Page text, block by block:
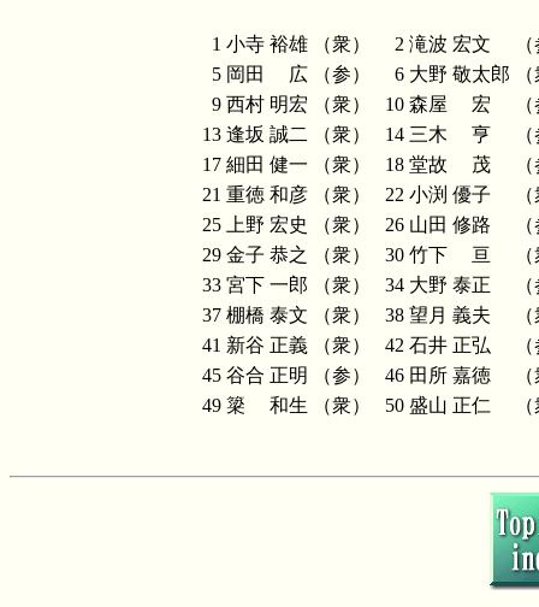
1 小寺 裕雄 （衆） 2 滝波 宏文
5 岡田 広 （参） 6 大野 敬太郎
9 西村 明宏 （衆） 10 森屋 宏
13 逢坂 誠二 （衆） 14 三木 亨
17 細田 健一 （衆） 18 堂故 茂
21 重徳 和彦 （衆） 22 小渕 優子
25
上野 宏史 （衆） 26 山田 修路
29 金子 恭之 （衆） 30 竹下 亘
33 宮下 一郎 （衆） 34 大野 泰正
37 棚橋 泰文 （衆） 38 望月 義夫
41 新谷 正義 （衆） 42 石井 正弘
45 谷合 正明 （参） 46 田所 嘉徳
49 簗 和生 （衆） 50 盛山 正仁